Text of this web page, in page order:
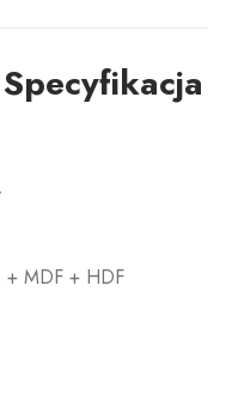
+ MDF + HDF